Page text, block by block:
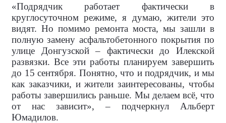
«Подрядчик работает фактически в
круглосуточном режиме, я думаю, жители это
видят. Но помимо ремонта моста, мы зашли в
полную замену асфальтобетонного покрытия по
улице Донгузской – фактически до Илекской
развязки. Все эти работы планируем завершить
до 15 сентября. Понятно, что и подрядчик, и мы
как заказчики, и жители заинтересованы, чтобы
работы завершились раньше. Мы делаем всё, что
от нас зависит», – подчеркнул Альберт
Юмадилов.